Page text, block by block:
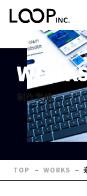
制作実績
TOP WORKS